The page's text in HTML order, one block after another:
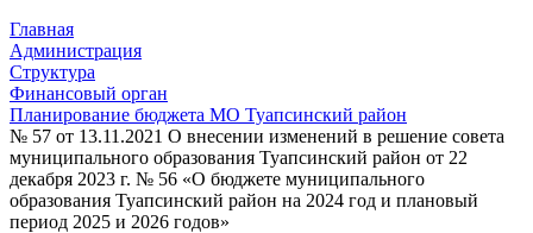
Главная
Администрация
Структура
Финансовый орган
Планирование бюджета МО Туапсинский район
№ 57 от 13.11.2021 О внесении изменений в решение совета
муниципального образования Туапсинский район от 22
декабря 2023 г. № 56 «О бюджете муниципального
образования Туапсинский район на 2024 год и плановый
период 2025 и 2026 годов»